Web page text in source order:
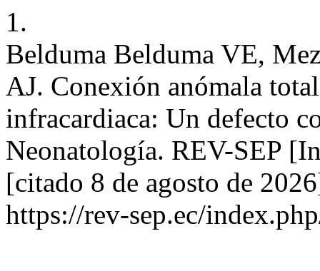
1.
Belduma Belduma VE,
AJ. Conexión anómala
infracardiaca: Un defecto
Neonatología. REV-SEP
[citado 8 de agosto de
https://rev-sep.ec/